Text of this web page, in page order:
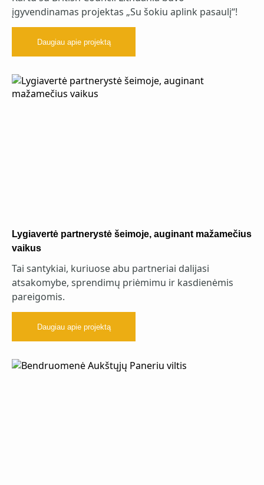
įgyvendinamas projektas „Su šokiu aplink pasaulį“!
Daugiau apie projektą
Lygiavertė partnerystė šeimoje, auginant mažamečius
vaikus
Tai santykiai, kuriuose abu partneriai dalijasi
atsakomybe, sprendimų priėmimu ir kasdienėmis
pareigomis.
Daugiau apie projektą